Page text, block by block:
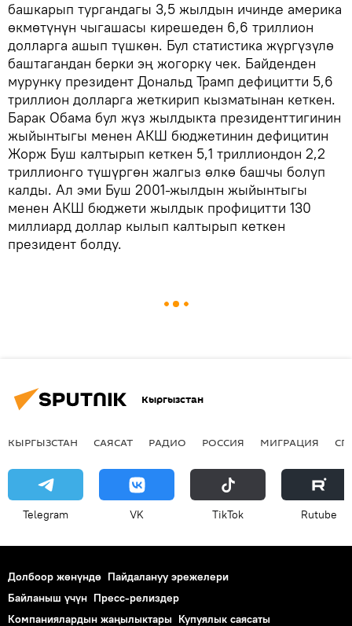
башкарып тургандагы 3,5 жылдын ичинде америка
өкмөтүнүн чыгашасы кирешеден 6,6 триллион
долларга ашып түшкөн. Бул статистика жүргүзүлө
баштагандан берки эң жогорку чек. Байденден
мурунку президент Дональд Трамп дефицитти 5,6
триллион долларга жеткирип кызматынан кеткен.
Барак Обама бул жүз жылдыкта президенттигинин
жыйынтыгы менен АКШ бюджетинин дефицитин
Жорж Буш калтырып кеткен 5,1 триллиондон 2,2
триллионго түшүргөн жалгыз өлкө башчы болуп
калды. Ал эми Буш 2001-жылдын жыйынтыгы
менен АКШ бюджети жылдык профицитти 130
миллиард доллар кылып калтырып кеткен
президент болду.
Кыргызстан
КЫРГЫЗСТАН САЯСАТ РАДИО РОССИЯ МИГРАЦИЯ
Telegram VK ТikТоk Rutube
Долбоор жөнүндө Пайдалануу эрежелери
Байланыш үчүн Пресс-релиздер
Компаниялардын жаңылыктары Купуялык саясаты